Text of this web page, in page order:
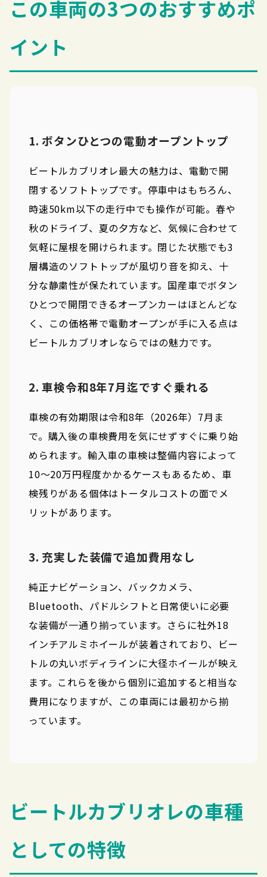
この車両の3つのおすすめポ
イント
1. ボタンひとつの電動オープントップ
ビートルカブリオレ最大の魅力は、電動で開
閉するソフトトップです。停車中はもちろん、
時速50km以下の走行中でも操作が可能。春や
秋のドライブ、夏の夕方など、気候に合わせて
気軽に屋根を開けられます。閉じた状態でも3
層構造のソフトトップが風切り音を抑え、十
分な静粛性が保たれています。国産車でボタン
ひとつで開閉できるオープンカーはほとんどな
く、この価格帯で電動オープンが手に入る点は
ビートルカブリオレならではの魅力です。
2. 車検令和8年7月迄ですぐ乗れる
車検の有効期限は令和8年（2026年）7月ま
で。購入後の車検費用を気にせずすぐに乗り始
められます。輸入車の車検は整備内容によって
10〜20万円程度かかるケースもあるため、車
検残りがある個体はトータルコストの面でメ
リットがあります。
3. 充実した装備で追加費用なし
純正ナビゲーション、バックカメラ、
Bluetooth、パドルシフトと日常使いに必要
な装備が一通り揃っています。さらに社外18
インチアルミホイールが装着されており、ビー
トルの丸いボディラインに大径ホイールが映え
ます。これらを後から個別に追加すると相当な
費用になりますが、この車両には最初から揃
っています。
ビートルカブリオレの車種
としての特徴